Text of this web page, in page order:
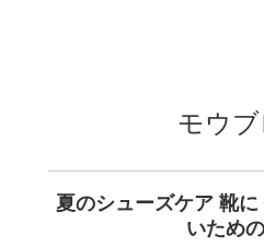
モウブ
夏のシューズケア 靴
いため